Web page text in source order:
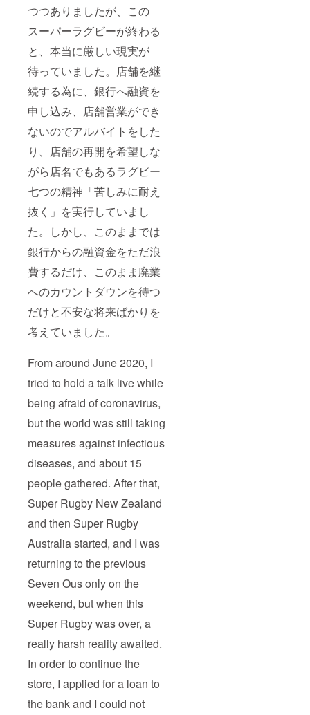
つつありましたが、この
スーパーラグビーが終わる
と、本当に厳しい現実が
待っていました。店舗を継
続する為に、銀行へ融資を
申し込み、店舗営業ができ
ないのでアルバイトをした
り、店舗の再開を希望しな
がら店名でもあるラグビー
七つの精神「苦しみに耐え
抜く」を実行していまし
た。しかし、このままでは
銀行からの融資金をただ浪
費するだけ、このまま廃業
へのカウントダウンを待つ
だけと不安な将来ばかりを
考えていました。
From around June 2020, I
tried to hold a talk live while
being afraid of coronavirus,
but the world was still taking
measures against infectious
diseases, and about 15
people gathered. After that,
Super Rugby New Zealand
and then Super Rugby
Australia started, and I was
returning to the previous
Seven Ous only on the
weekend, but when this
Super Rugby was over, a
really harsh reality awaited.
In order to continue the
store, I applied for a loan to
the bank and I could not